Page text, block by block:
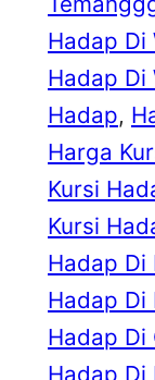
Hadap Di
Hadap Di
Hadap,
Harga
Kursi
Kursi
Hadap Di
Hadap Di
Hadap Di
Hadap Di